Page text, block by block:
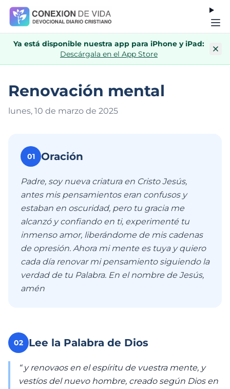
Ya está disponible nuestra app para iPhone y iPad:
Descárgala en el App Store
Renovación mental
lunes, 10 de marzo de 2025
01 Oración
Padre, soy nueva criatura en Cristo Jesús,
antes mis pensamientos eran confusos y
estaban en oscuridad, pero tu gracia me
alcanzó y confiando en ti, experimenté tu
inmenso amor, liberándome de mis cadenas
de opresión. Ahora mi mente es tuya y quiero
cada día renovar mi pensamiento siguiendo la
verdad de tu Palabra. En el nombre de Jesús,
amén
02 Lee la Palabra de Dios
“ y renovaos en el espíritu de vuestra mente, y
vestíos del nuevo hombre, creado según Dios en